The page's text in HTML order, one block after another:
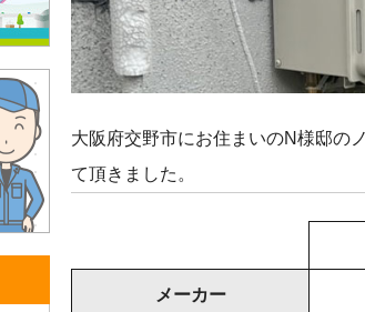
大阪府交野市にお住まいのN様邸の
て頂きました。
メーカー